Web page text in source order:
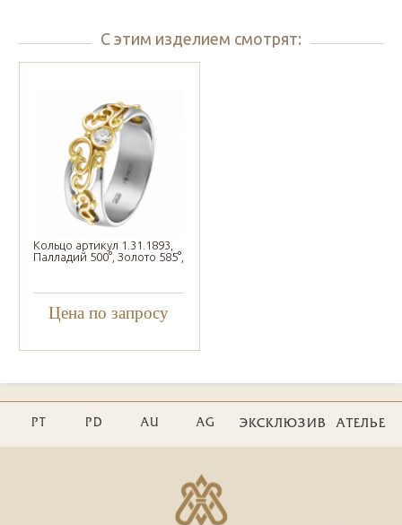
С этим изделием смотрят:
Кольцо артикул 1.31.1893,
Палладий 500°, Золото 585°,
Цена по запросу
PT PD AU AG ЭКСКЛЮЗИВ АТЕЛЬЕ